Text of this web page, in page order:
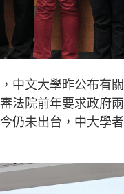
中文大學昨公布有
法院前年要求政府
仍未出台，中大學